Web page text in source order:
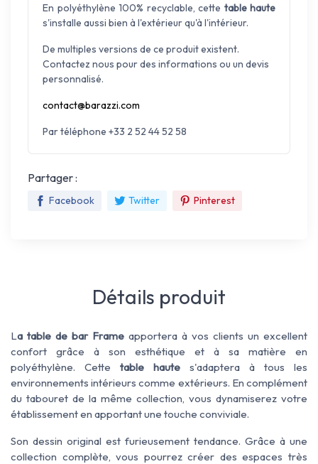
En polyéthylène 100% recyclable, cette table haute
s'installe aussi bien à l'extérieur qu'à l'intérieur.
De multiples versions de ce produit existent.
Contactez nous pour des informations ou un devis
personnalisé.
contact@barazzi.com
Par téléphone +33 2 52 44 52 58
Partager :
Facebook Twitter Pinterest
Détails produit
La table de bar Frame apportera à vos clients un excellent
confort grâce à son esthétique et à sa matière en
polyéthylène. Cette table haute s'adaptera à tous les
environnements intérieurs comme extérieurs. En complément
du tabouret de la même collection, vous dynamiserez votre
établissement en apportant une touche conviviale.
Son dessin original est furieusement tendance. Grâce à une
collection complète, vous pourrez créer des espaces très